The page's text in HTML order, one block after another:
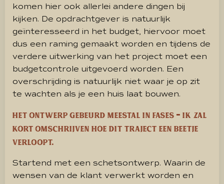
komen hier ook allerlei andere dingen bij
kijken. De opdrachtgever is natuurlijk
geïnteresseerd in het budget, hiervoor moet
dus een raming gemaakt worden en tijdens de
verdere uitwerking van het project moet een
budgetcontrole uitgevoerd worden. Een
overschrijding is natuurlijk niet waar je op zit
te wachten als je een huis laat bouwen.
Het ontwerp gebeurd meestal in fases – ik zal
kort omschrijven hoe dit traject een beetje
verloopt.
Startend met een schetsontwerp. Waarin de
wensen van de klant verwerkt worden en